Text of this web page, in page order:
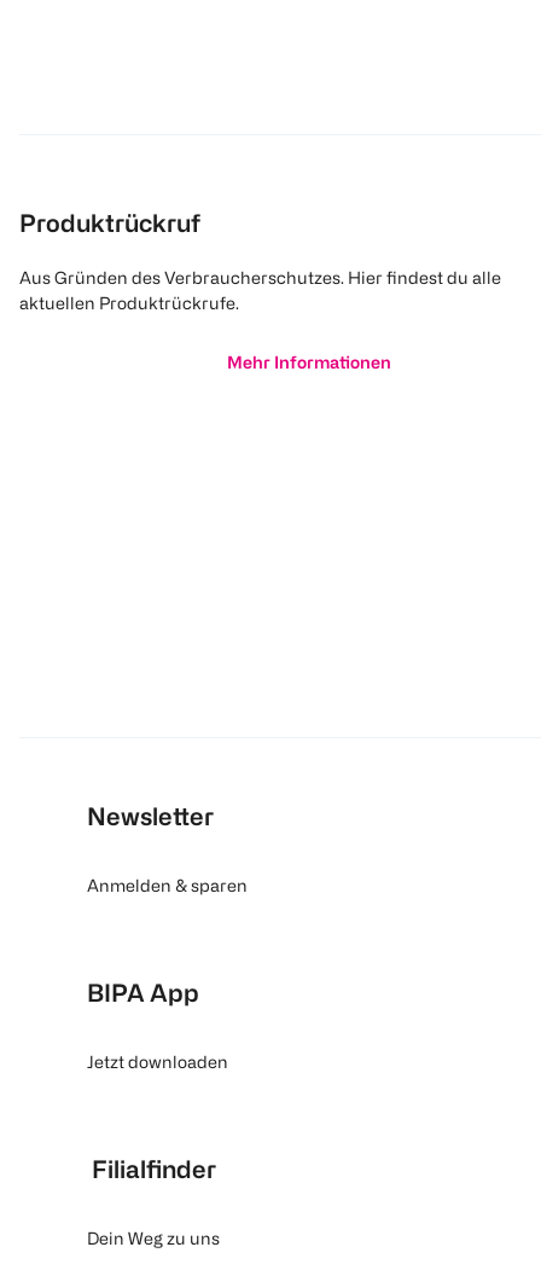
Produktrückruf
Aus Gründen des Verbraucherschutzes. Hier findest du alle
aktuellen Produktrückrufe.
Mehr Informationen
Newsletter
Anmelden & sparen
BIPA App
Jetzt downloaden
Filialfinder
Dein Weg zu uns